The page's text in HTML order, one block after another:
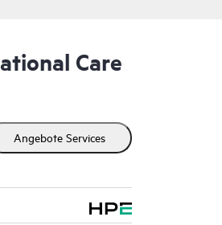
Care
Angebote Services